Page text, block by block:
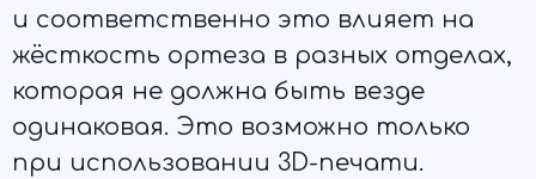
и соответственно это влияет на
жёсткость ортеза в разных отделах,
которая не должна быть везде
одинаковая. Это возможно только
при использовании 3D-печати.